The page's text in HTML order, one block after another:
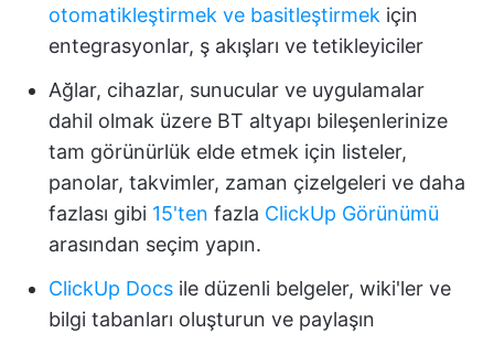
otomatikleştirmek ve basitleştirmek için
entegrasyonlar, ş akışları ve tetikleyiciler
Ağlar, cihazlar, sunucular ve uygulamalar
dahil olmak üzere BT altyapı bileşenlerinize
tam görünürlük elde etmek için listeler,
panolar, takvimler, zaman çizelgeleri ve daha
fazlası gibi 15'ten fazla ClickUp Görünümü
arasından seçim yapın.
ClickUp Docs ile düzenli belgeler, wiki'ler ve
bilgi tabanları oluşturun ve paylaşın